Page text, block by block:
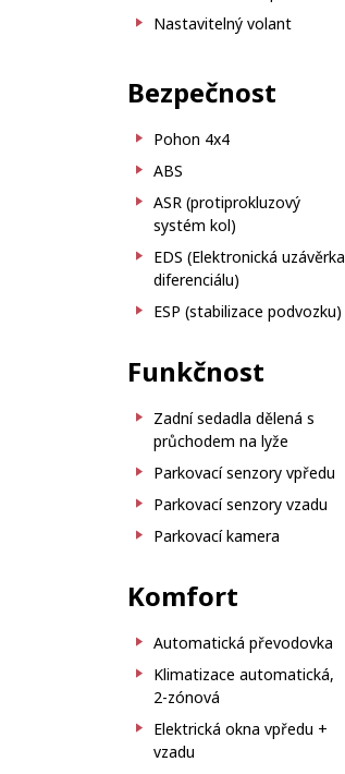
Nastavitelný volant
Bezpečnost
Pohon 4x4
ABS
ASR (protiprokluzový
systém kol)
EDS (Elektronická uzávěrka
diferenciálu)
ESP (stabilizace podvozku)
Funkčnost
Zadní sedadla dělená s
průchodem na lyže
Parkovací senzory vpředu
Parkovací senzory vzadu
Parkovací kamera
Komfort
Automatická převodovka
Klimatizace automatická,
2-zónová
Elektrická okna vpředu +
vzadu